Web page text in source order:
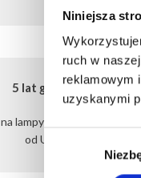
Niniejsza
ruch w
reklamowym
uzyskanymi
5 lat gwarancji
na lampy FOTOVITA
od Ultraviol